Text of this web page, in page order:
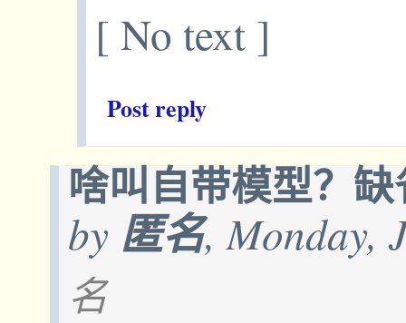
[ No text ]
Post reply
啥叫自带模型？
by 匿名, Monday,
名